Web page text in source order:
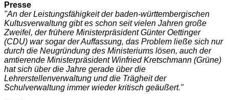
Presse
"An der Leistungsfähigkeit der baden-württembergischen
Kultusverwaltung gibt es schon seit vielen Jahren große
Zweifel, der frühere Ministerpräsident Günter Oettinger
(CDU) war sogar der Auffassung, das Problem ließe sich nur
durch die Neugründung des Ministeriums lösen, auch der
amtierende Ministerpräsident Winfried Kretschmann (Grüne)
hat sich über die Jahre gerade über die
Lehrerstellenverwaltung und die Trägheit der
Schulverwaltung immer wieder kritisch geäußert."